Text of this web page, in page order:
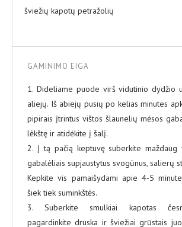
šviežių kapotų petražolių
GAMINIMO EIGA
1. Dideliame puode virš vidutinio dydžio
aliejų. Iš abiejų pusių po kelias minutes
pipirais įtrintus vištos šlaunelių mėsos
lėkštę ir atidėkite į šalį.
2. Į tą pačią keptuvę suberkite maždaug
gabalėliais supjaustytus svogūnus, salierų
Kepkite vis pamaišydami apie 4-5
šiek tiek suminkštės.
3. Suberkite smulkiai kapotas
pagardinkite druska ir šviežiai grūstais